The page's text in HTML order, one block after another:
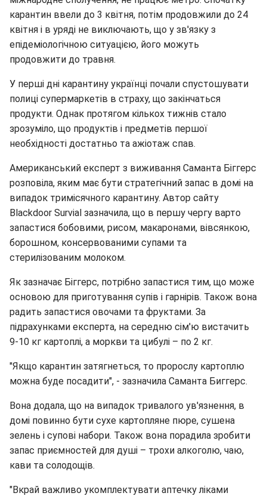
карантин ввели до 3 квітня, потім продовжили до 24
квітня і в уряді не виключають, що у зв'язку з
епідеміологічною ситуацією, його можуть
продовжити до травня.
У перші дні карантину українці почали спустошувати
полиці супермаркетів в страху, що закінчаться
продукти. Однак протягом кількох тижнів стало
зрозуміло, що продуктів і предметів першої
необхідності достатньо та ажіотаж спав.
Американський експерт з виживання Саманта Біггерс
розповіла, яким має бути стратегічний запас в домі на
випадок тримісячного карантину. Автор сайту
Blackdoor Survial зазначила, що в першу чергу варто
запастися бобовими, рисом, макаронами, вівсянкою,
борошном, консервованими супами та
стерилізованим молоком.
Як зазначає Біггерс, потрібно запастися тим, що може
основою для приготування супів і гарнірів. Також вона
радить запастися овочами та фруктами. За
підрахунками експерта, на середню сім'ю вистачить
9-10 кг картоплі, а моркви та цибулі – по 2 кг.
"Якщо карантин затягнеться, то пророслу картоплю
можна буде посадити", - зазначила Саманта Биггерс.
Вона додала, що на випадок тривалого ув'язнення, в
домі повинно бути сухе картопляне пюре, сушена
зелень і супові набори. Також вона порадила зробити
запас приємностей для душі – трохи алкоголю, чаю,
кави та солодощів.
"Вкрай важливо укомплектувати аптечку ліками